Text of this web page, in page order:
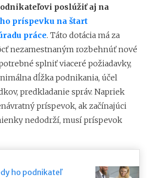
poslúžiť aj na
príspevku na štart
práce. Táto dotácia má za
nezamestnaným rozbehnúť nové
splniť viaceré požiadavky,
dĺžka podnikania, účel
predkladanie správ. Napriek
príspevok, ak začínajúci
nedodrží, musí príspevok
ho podnikateľ